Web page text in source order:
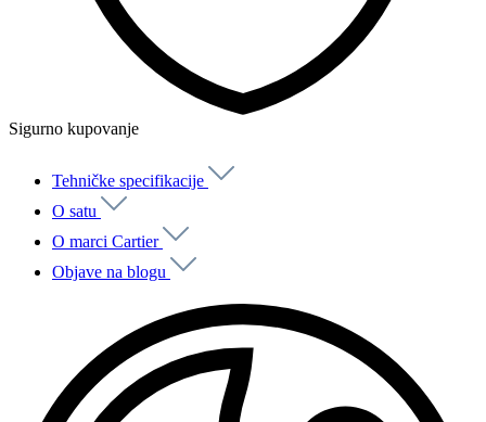
Sigurno kupovanje
Tehničke specifikacije
O satu
O marci Cartier
Objave na blogu